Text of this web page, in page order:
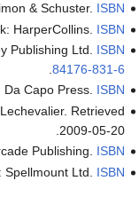
& Schuster. ISBN
HarperCollins. ISBN
Publishing Ltd. ISBN
84176-831-6
Capo Press. ISBN
. Retrieved
2009-05-20
Publishing. ISBN
Spellmount Ltd. ISBN